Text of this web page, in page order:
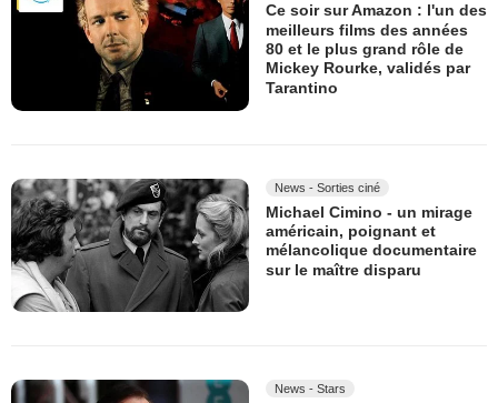
Ce soir sur Amazon : l'un des
meilleurs films des années
80 et le plus grand rôle de
Mickey Rourke, validés par
Tarantino
News - Sorties ciné
Michael Cimino - un mirage
américain, poignant et
mélancolique documentaire
sur le maître disparu
News - Stars